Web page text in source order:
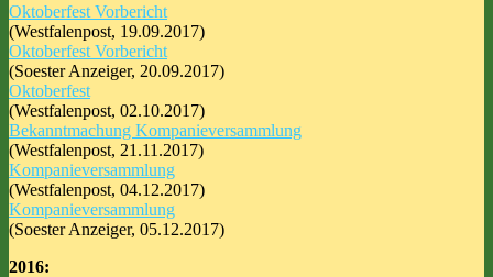
Oktoberfest Vorbericht
(Westfalenpost, 19.09.2017)
Oktoberfest Vorbericht
(Soester Anzeiger, 20.09.2017)
Oktoberfest
(Westfalenpost, 02.10.2017)
Bekanntmachung Kompanieversammlung
(Westfalenpost, 21.11.2017)
Kompanieversammlung
(Westfalenpost, 04.12.2017)
Kompanieversammlung
(Soester Anzeiger, 05.12.2017)
2016: